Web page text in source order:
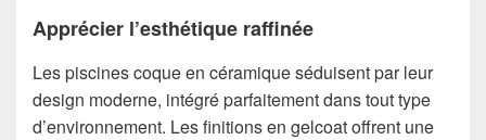
Apprécier l’esthétique raffinée
Les piscines coque en céramique séduisent par leur
design moderne, intégré parfaitement dans tout type
d’environnement. Les finitions en gelcoat offrent une